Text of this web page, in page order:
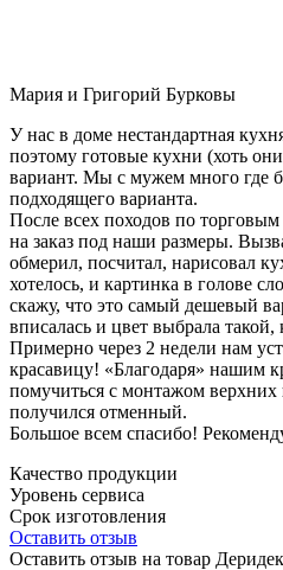
Мария и Григорий Бурковы
У нас в доме нестандартная
поэтому готовые кухни (хоть
вариант. Мы с мужем много где
подходящего варианта.
После всех походов по
на заказ под наши размеры.
обмерил, посчитал, нарисовал
хотелось, и картинка в голове
скажу, что это самый дешевый
вписалась и цвет выбрала такой,
Примерно через 2 недели нам
красавицу! «Благодаря» нашим
помучиться с монтажом верхних
получился отменный.
Большое всем спасибо!
Качество продукции
Уровень сервиса
Срок изготовления
Оставить отзыв
Оставить отзыв на товар